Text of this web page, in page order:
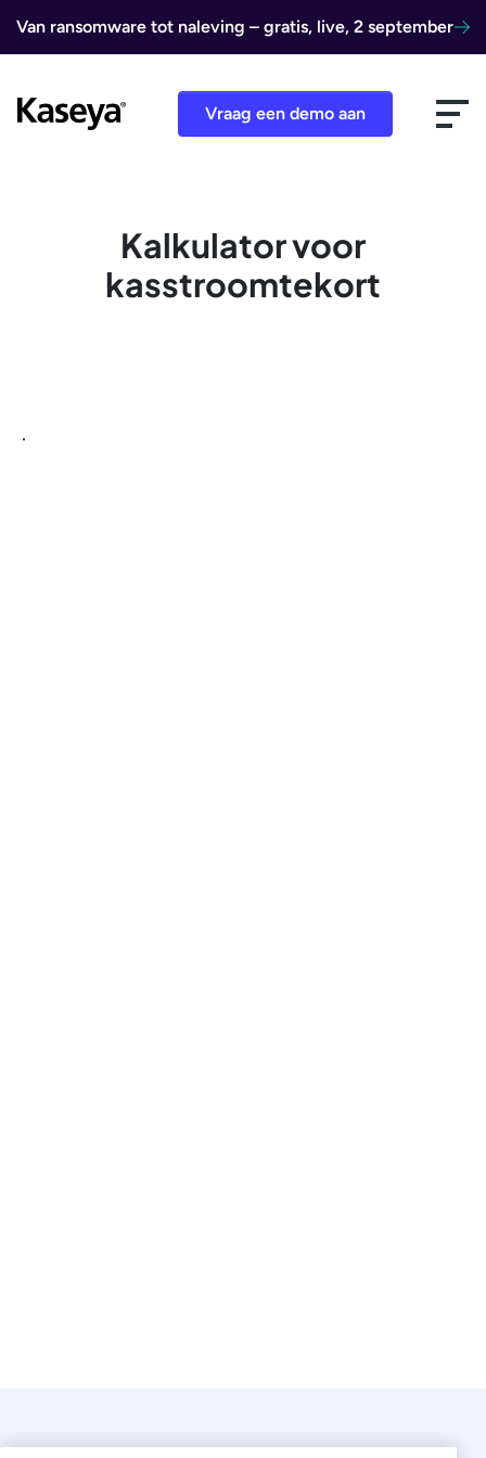
Van ransomware tot naleving – gratis, live, 2 september
Vraag een demo aan
Kalkulator voor
kasstroomtekort